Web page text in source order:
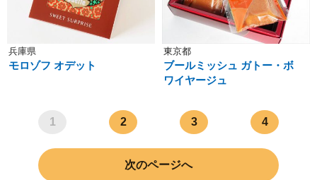
兵庫県
モロゾフ オデット
東京都
ブールミッシュ ガトー・ボ
ワイヤージュ
1 2 3 4
次のページへ